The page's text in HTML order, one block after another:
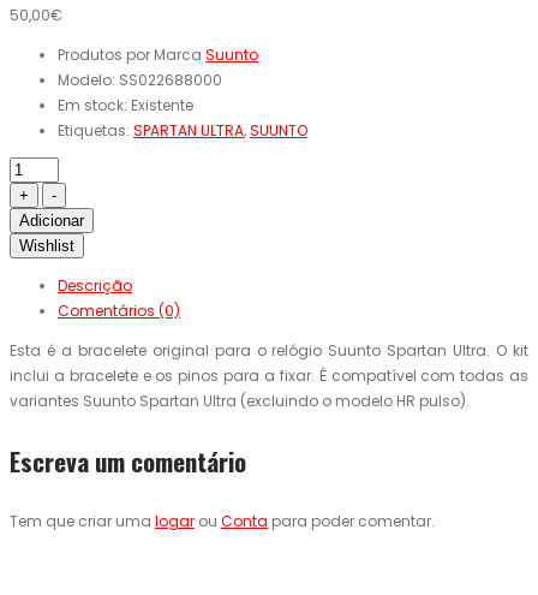
50,00€
Produtos por Marca Suunto
Modelo: SS022688000
Em stock: Existente
Etiquetas: SPARTAN ULTRA,SUUNTO
Adicionar
Wishlist
Descrição
Comentários (0)
Esta é a bracelete original para o relógio Suunto Spartan Ultra. O kit
inclui a bracelete e os pinos para a fixar. É compatível com todas as
variantes Suunto Spartan Ultra (excluindo o modelo HR pulso).
Escreva um comentário
Tem que criar uma logar ou Conta para poder comentar.